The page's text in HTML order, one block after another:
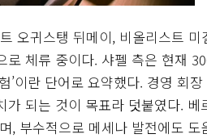
오귀스탱 뒤메이, 비올리스트
체류 중이다. 샤펠 측은 현재
’이란 단어로 요약했다. 경영 회
되는 것이 목표라 덧붙였다.
, 부수적으로 메세나 발전에도